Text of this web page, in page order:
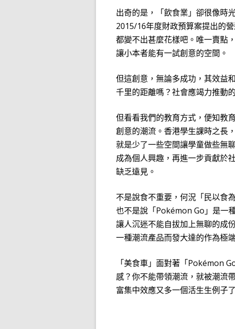
出奇的是，「飲食業」卻很像時
2015/16年度財政預算案提出的
都變不出甚麼花樣吧。唯一賣點
讓小本者能有一試創意的空間。
但這創意，無論多成功，其效益
千里的距離嗎？社會應竭力推動
但看看我們的教育方式，便知教
創意的潮流。香港學生課時之長
就是少了一些空間讓學童做些無
成為個人興趣，再進一步貢獻於
缺乏遠見。
不是說食不重要，何況「民以食
也不是說「Pokémon Go 」是一
讓人沉迷不能自拔加上無聊的成
一種潮流產品而發大達的作為極
「美食車」面對著「Pokémon
感？你不能帶領潮流，就被潮流
富集中效應又多一個活生生例子